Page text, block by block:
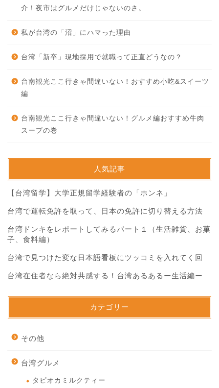
介！夜市はグルメだけじゃないのさ。
私が台湾の「沼」にハマった理由
台湾「新卒」現地採用で就職って正直どうなの？
台南観光ここ行きゃ間違いない！おすすめ小吃&スイーツ
編
台南観光ここ行きゃ間違いない！グルメ編おすすめ牛肉
スープの巻
人気記事
【台湾留学】大学正規留学経験者の「ホンネ」
台湾で運転免許を取って、日本の免許に切り替える方法
台湾ドンキをレポートしてみるパート１（生活雑貨、お菓
子、食料編）
台湾で見つけた変な日本語看板にツッコミを入れてく回
台湾在住者なら絶対共感する！台湾あるあるー生活編ー
カテゴリー
その他
台湾グルメ
タピオカミルクティー